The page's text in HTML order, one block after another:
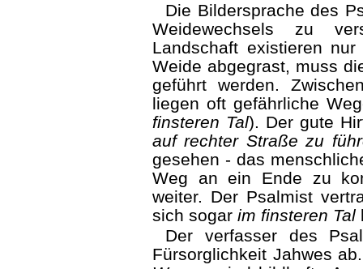
Die Bildersprache des
Weidewechsels zu
Landschaft existieren
Weide abgegrast, muss
geführt werden.
liegen oft gefährliche
finsteren Tal). Der gute
auf rechter Straße zu
gesehen - das
Weg an ein Ende zu
weiter. Der Psalmist
sich sogar im finsteren Tal
Der verfasser des
Fürsorglichkeit Jahwes